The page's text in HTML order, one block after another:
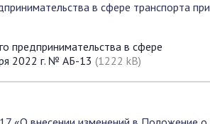
в сфере транспорта при
предпринимательства в сфере
2022 г. № АБ-13 (1222 kB)